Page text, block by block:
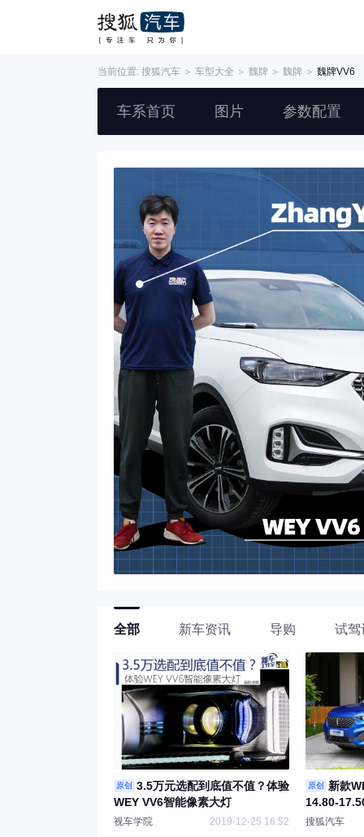
当前位置: 搜狐汽车 ＞ 车型大全 ＞ 魏牌 ＞ 魏牌 ＞ 魏牌VV6
车系首页 图片 参数配置
全部 新车资讯 导购 试驾
原创
3.5万元选配到底值不值？体验
WEY VV6智能像素大灯
视车学院 2019-12-25 16:52
原创
新款
14.80-
搜狐汽车